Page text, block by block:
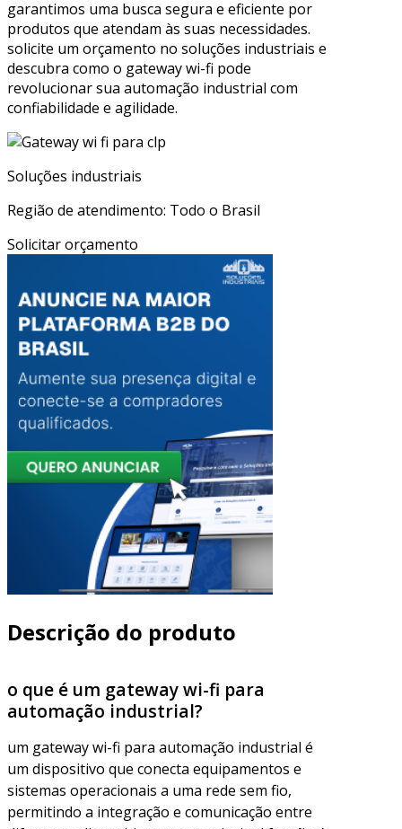
garantimos uma busca segura e eficiente por
produtos que atendam às suas necessidades.
solicite um orçamento no soluções industriais e
descubra como o gateway wi-fi pode
revolucionar sua automação industrial com
confiabilidade e agilidade.
Soluções industriais
Região de atendimento: Todo o Brasil
Solicitar orçamento
Descrição do produto
o que é um gateway wi-fi para
automação industrial?
um gateway wi-fi para automação industrial é
um dispositivo que conecta equipamentos e
sistemas operacionais a uma rede sem fio,
permitindo a integração e comunicação entre